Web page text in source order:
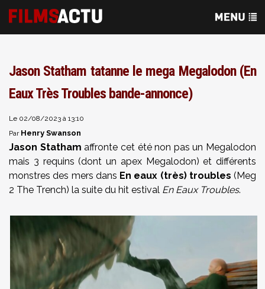
Jason Statham tatanne le mega Megalodon (En
Eaux Très Troubles bande-annonce)
Le 02/08/2023 à 13:10
Par Henry Swanson
Jason Statham affronte cet été non pas un Megalodon
mais 3 requins (dont un apex Megalodon) et différents
monstres des mers dans En eaux (très) troubles (Meg
2 The Trench) la suite du hit estival En Eaux Troubles.